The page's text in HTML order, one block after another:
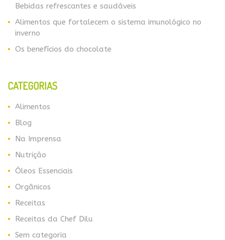
Bebidas refrescantes e saudáveis
Alimentos que fortalecem o sistema imunológico no
inverno
​​Os benefícios do chocolate
CATEGORIAS
Alimentos
Blog
Na Imprensa
Nutrição
Óleos Essenciais
Orgânicos
Receitas
Receitas da Chef Dilu
Sem categoria